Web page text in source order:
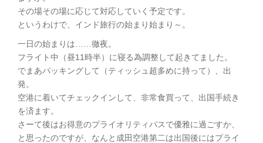
その場その場に応じて対応していく予定です。
というわけで、インド旅行の始まり始まり～。
一日の始まりは……徹夜。
フライト中（昼11時半）に寝る為調整して起きてました。
でまあパッキングして（ティッシュ超多めに持って）、出
発。
空港に着いてチェックインして、非常食買って、出国手続き
を済ます。
さーて後はお得意のプライオリティパスで優雅に過ごすか、
と思ったのですが、なんと成田空港第二は出国後にはプライ